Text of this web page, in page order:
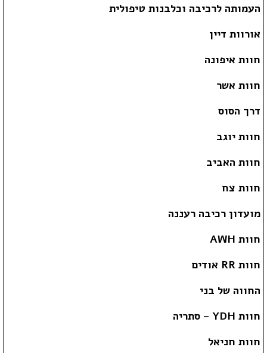
העמותה לרכיבה וכלבנות טיפולית
אורוות דיין
חוות איפונה
חוות אשר
דרך הסוס
חוות יוגב
חוות האביב
חוות צח
מועדון רכיבה רעננה
חוות AWH
חוות RR אודים
החווה של בני
חוות YDH – סתריה
חוות חניאל